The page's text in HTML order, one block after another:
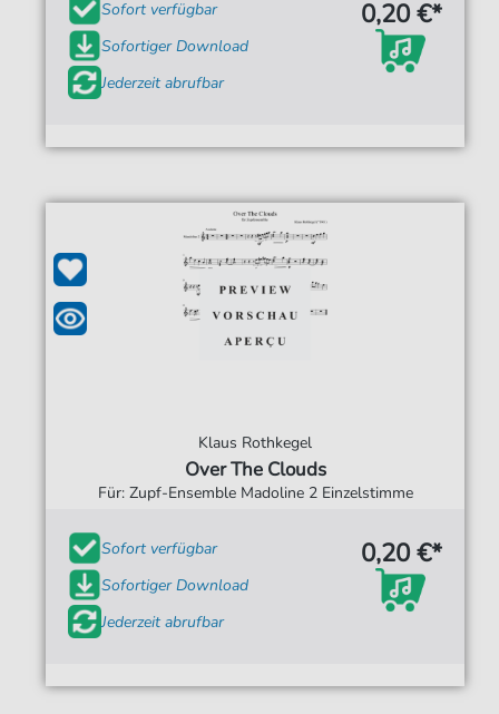
Sofort verfügbar
Sofortiger Download
Jederzeit abrufbar
0,20 €*
Klaus Rothkegel
Over The Clouds
Für: Zupf-Ensemble Madoline 2 Einzelstimme
Sofort verfügbar
Sofortiger Download
Jederzeit abrufbar
0,20 €*